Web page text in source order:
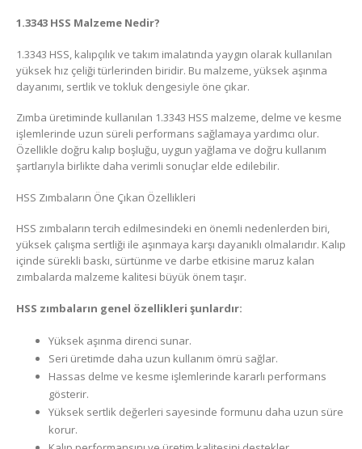
1.3343 HSS Malzeme Nedir?
1.3343 HSS, kalıpçılık ve takım imalatında yaygın olarak kullanılan
yüksek hız çeliği türlerinden biridir. Bu malzeme, yüksek aşınma
dayanımı, sertlik ve tokluk dengesiyle öne çıkar.
Zımba üretiminde kullanılan 1.3343 HSS malzeme, delme ve kesme
işlemlerinde uzun süreli performans sağlamaya yardımcı olur.
Özellikle doğru kalıp boşluğu, uygun yağlama ve doğru kullanım
şartlarıyla birlikte daha verimli sonuçlar elde edilebilir.
HSS Zımbaların Öne Çıkan Özellikleri
HSS zımbaların tercih edilmesindeki en önemli nedenlerden biri,
yüksek çalışma sertliği ile aşınmaya karşı dayanıklı olmalarıdır. Kalıp
içinde sürekli baskı, sürtünme ve darbe etkisine maruz kalan
zımbalarda malzeme kalitesi büyük önem taşır.
HSS zımbaların genel özellikleri şunlardır:
Yüksek aşınma direnci sunar.
Seri üretimde daha uzun kullanım ömrü sağlar.
Hassas delme ve kesme işlemlerinde kararlı performans
gösterir.
Yüksek sertlik değerleri sayesinde formunu daha uzun süre
korur.